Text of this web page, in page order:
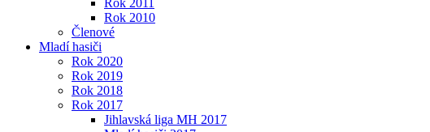
Rok 2010
Členové
Mladí hasiči
Rok 2020
Rok 2019
Rok 2018
Rok 2017
Jihlavská liga MH 2017